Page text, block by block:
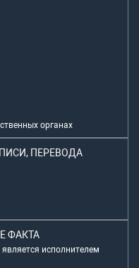
органах
ПЕРЕВОДА
ФАКТА
исполнителем